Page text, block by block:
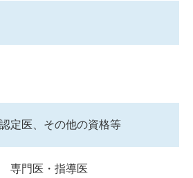
定医、その他の資格等
専門医・指導医